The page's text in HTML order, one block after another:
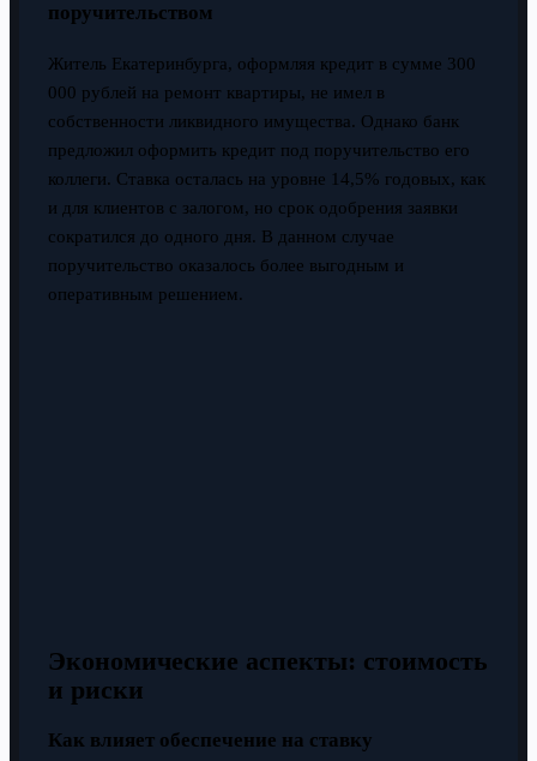
поручительством
Житель Екатеринбурга, оформляя кредит в сумме 300
000 рублей на ремонт квартиры, не имел в
собственности ликвидного имущества. Однако банк
предложил оформить кредит под поручительство его
коллеги. Ставка осталась на уровне 14,5% годовых, как
и для клиентов с залогом, но срок одобрения заявки
сократился до одного дня. В данном случае
поручительство оказалось более выгодным и
оперативным решением.
Экономические аспекты: стоимость
и риски
Как влияет обеспечение на ставку